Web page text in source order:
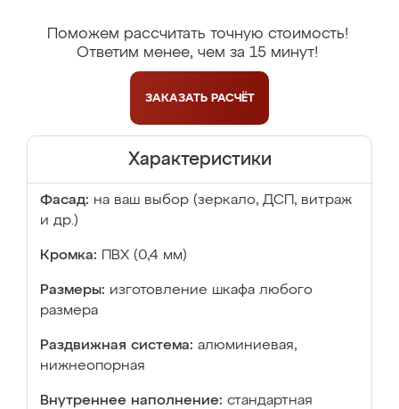
Поможем рассчитать точную стоимость!
Ответим менее, чем за 15 минут!
ЗАКАЗАТЬ РАСЧЁТ
Характеристики
Фасад: на ваш выбор (зеркало, ДСП, витраж
и др.)
Кромка: ПВХ (0,4 мм)
Размеры: изготовление шкафа любого
размера
Раздвижная система: алюминиевая,
нижнеопорная
Внутреннее наполнение: стандартная